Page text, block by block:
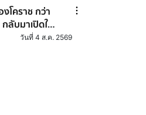
โคราช กว่า
ลับมาเปิดใช้
วันที่ 4 ส.ค. 2569